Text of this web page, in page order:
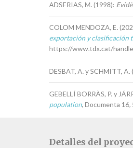
ADSERIAS, M. (1998):
COLOM MENDOZA, E.
exportación y clasificación
https://www.tdx.cat/
DESBAT, A. y SCHMITT, A.
GEBELLÍ BORRÀS, P. y
population, Documenta 16,
Detalles del